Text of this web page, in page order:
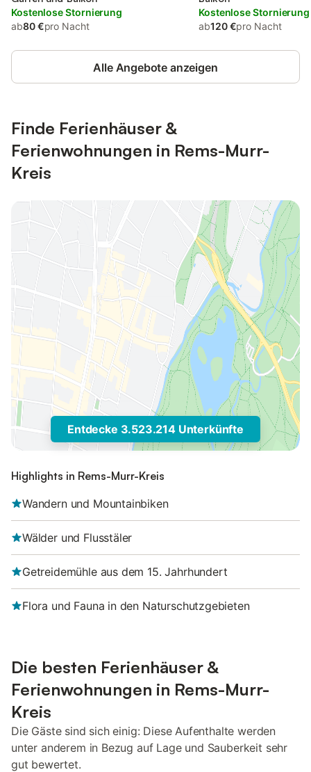
Kostenlose Stornierung
ab80 €pro Nacht
Kostenlose Stornierung
ab120 €pro Nacht
Alle Angebote anzeigen
Finde Ferienhäuser &
Ferienwohnungen in Rems-Murr-
Kreis
Entdecke 3.523.214 Unterkünfte
Highlights in Rems-Murr-Kreis
Wandern und Mountainbiken
Wälder und Flusstäler
Getreidemühle aus dem 15. Jahrhundert
Flora und Fauna in den Naturschutzgebieten
Die besten Ferienhäuser &
Ferienwohnungen in Rems-Murr-
Kreis
Die Gäste sind sich einig: Diese Aufenthalte werden
unter anderem in Bezug auf Lage und Sauberkeit sehr
gut bewertet.